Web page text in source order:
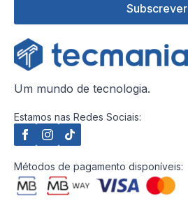
Subscrever
Um mundo de tecnologia.
Estamos nas Redes Sociais:
Métodos de pagamento disponíveis: